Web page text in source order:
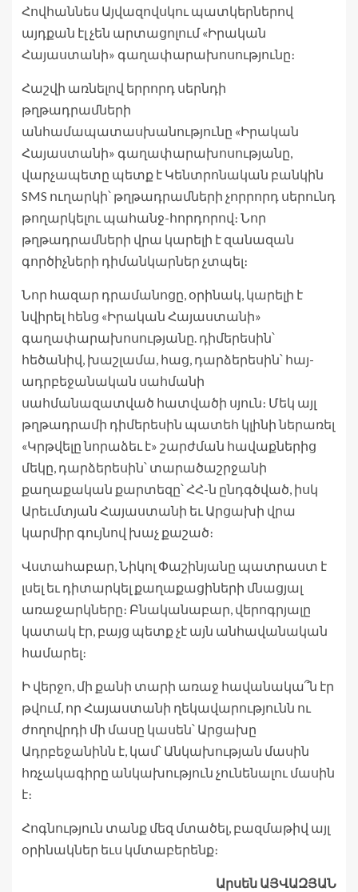
Հովհաննես Այվազովսկու պատկերներով
այդքան էլ չեն արտացոլում «Իրական
Հայաստանի» գաղափարախոսությունը։
Հաշվի առնելով երրորդ սերնդի
թղթադրամների
անհամապատասխանությունը «Իրական
Հայաստանի» գաղափարախոսությանը,
վարչապետը պետք է Կենտրոնական բանկին
SMS ուղարկի՝ թղթադրամների չորրորդ սերունդ
թողարկելու պահանջ-հորդորով։ Նոր
թղթադրամների վրա կարելի է զանազան
գործիչների դիմանկարներ չտպել։
Նոր հազար դրամանոցը, օրինակ, կարելի է
նվիրել հենց «Իրական Հայաստանի»
գաղափարախոսությանը. դիմերեսին՝
հեծանիվ, խաշլամա, հաց, դարձերեսին՝ հայ-
ադրբեջանական սահմանի
սահմանազատված հատվածի սյուն։ Մեկ այլ
թղթադրամի դիմերեսին պատեհ կլինի ներառել
«Կրթվելը նորաձեւ է» շարժման հավաքներից
մեկը, դարձերեսին՝ տարածաշրջանի
քաղաքական քարտեզը՝ ՀՀ-ն ընդգծված, իսկ
Արեւմտյան Հայաստանի եւ Արցախի վրա
կարմիր գույնով խաչ քաշած։
Վստահաբար, Նիկոլ Փաշինյանը պատրաստ է
լսել եւ դիտարկել քաղաքացիների մնացյալ
առաջարկները։ Բնականաբար, վերոգրյալը
կատակ էր, բայց պետք չէ այն անհավանական
համարել։
Ի վերջո, մի քանի տարի առաջ հավանակա՞ն էր
թվում, որ Հայաստանի ղեկավարությունն ու
ժողովրդի մի մասը կասեն՝ Արցախը
Ադրբեջանինն է, կամ՝ Անկախության մասին
հռչակագիրը անկախություն չունենալու մասին
է։
Հոգնություն տանք մեզ մտածել, բազմաթիվ այլ
օրինակներ եւս կմտաբերենք։
Արսեն ԱՅՎԱԶՅԱՆ